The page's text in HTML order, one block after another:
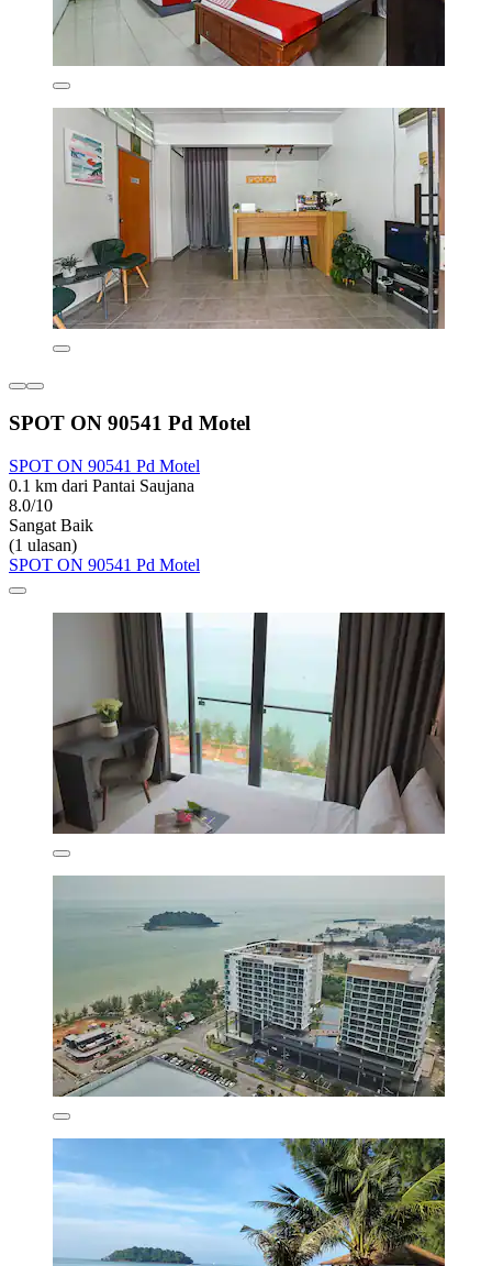
SPOT ON 90541 Pd Motel
SPOT ON 90541 Pd Motel
0.1 km dari Pantai Saujana
8.0/10
Sangat Baik
(1 ulasan)
SPOT ON 90541 Pd Motel